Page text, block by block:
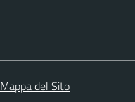
Mappa del Sito